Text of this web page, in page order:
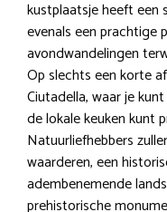
kustplaatsje heeft een
evenals een prachtige
avondwandelingen
Op slechts een korte
Ciutadella, waar je
de lokale keuken kunt
Natuurliefhebbers
waarderen, een
adembenemende
prehistorische